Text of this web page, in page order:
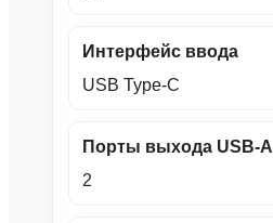
Интерфейс ввода
USB Type‑C
Порты выхода USB‑A
2